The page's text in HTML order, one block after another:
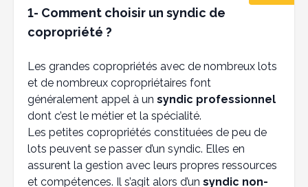
1- Comment choisir un syndic de
copropriété ?
Les grandes copropriétés avec de nombreux lots
et de nombreux copropriétaires font
généralement appel à un syndic professionnel
dont c’est le métier et la spécialité.
Les petites copropriétés constituées de peu de
lots peuvent se passer d’un syndic. Elles en
assurent la gestion avec leurs propres ressources
et compétences. Il s’agit alors d’un syndic non-